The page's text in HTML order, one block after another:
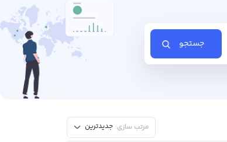
جستجو
مرتب سازی: جدیدترین